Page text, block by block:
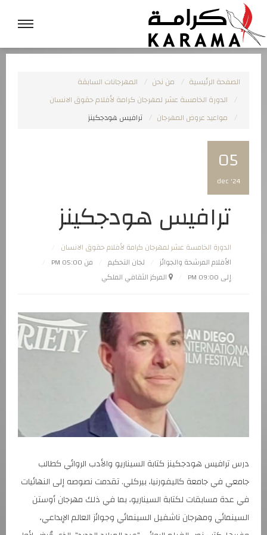
الصفحة الرئيسية من نحن
المهرجانات السابقة
الدورة الخامسة عشر لمهرجان كرامة لأفلام حقوق الانسان
مواعيد عروض المهرجان
ترافيس هودجكينز
05
dec '24
ترافيس هودجكينز
الدورة الخامسة عشر لمهرجان كرامة لأفلام حقوق الانسان
الأفلام المرشحة والجوائز
لجان التحكيم
من 05:00 PM
إلى 09:00 PM
المركز الثقافي الملكي
درس ترافيس هودجكينز كتابة السيناريو والأدب الروائي كطالب
جامعي في جامعة كاليفورنيا، بيركلي. تقدمت نصوصه إلى النهائيات
في عدة مسابقات لكتابة السيناريو، بما في ذلك مهرجان أوستن
السينمائي ومهرجان ناشفيل السينمائي وجوائز العالم الإبداعي،